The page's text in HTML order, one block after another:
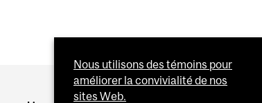
Nous utilisons des témoins pour
améliorer la convivialité de nos
sites Web.